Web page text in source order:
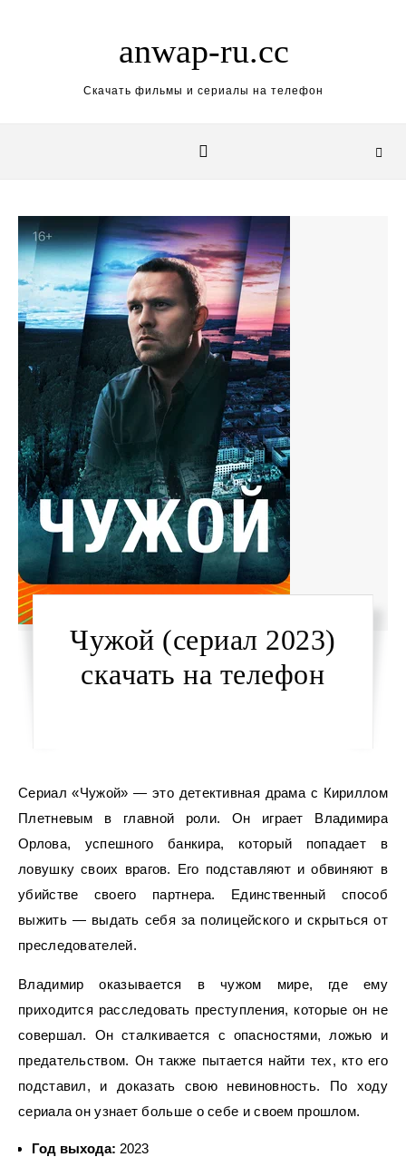
anwap-ru.cc
Скачать фильмы и сериалы на телефон
Чужой (сериал 2023)
скачать на телефон
Сериал «Чужой» — это детективная драма с Кириллом
Плетневым в главной роли. Он играет Владимира
Орлова, успешного банкира, который попадает в
ловушку своих врагов. Его подставляют и обвиняют в
убийстве своего партнера. Единственный способ
выжить — выдать себя за полицейского и скрыться от
преследователей.
Владимир оказывается в чужом мире, где ему
приходится расследовать преступления, которые он не
совершал. Он сталкивается с опасностями, ложью и
предательством. Он также пытается найти тех, кто его
подставил, и доказать свою невиновность. По ходу
сериала он узнает больше о себе и своем прошлом.
Год выхода: 2023